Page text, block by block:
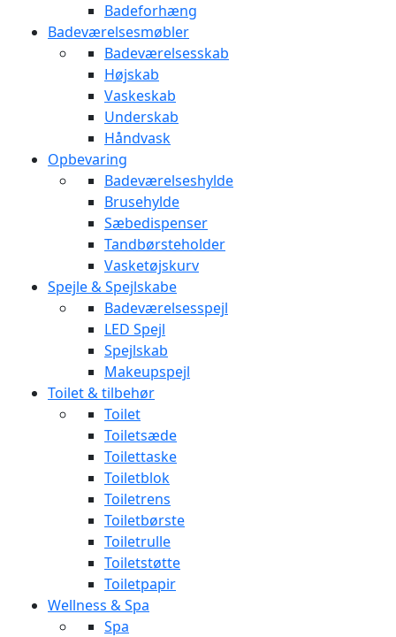
Badeforhæng
Badeværelsesmøbler
Badeværelsesskab
Højskab
Vaskeskab
Underskab
Håndvask
Opbevaring
Badeværelseshylde
Brusehylde
Sæbedispenser
Tandbørsteholder
Vasketøjskurv
Spejle & Spejlskabe
Badeværelsesspejl
LED Spejl
Spejlskab
Makeupspejl
Toilet & tilbehør
Toilet
Toiletsæde
Toilettaske
Toiletblok
Toiletrens
Toiletbørste
Toiletrulle
Toiletstøtte
Toiletpapir
Wellness & Spa
Spa